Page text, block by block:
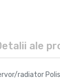
ale
radiator